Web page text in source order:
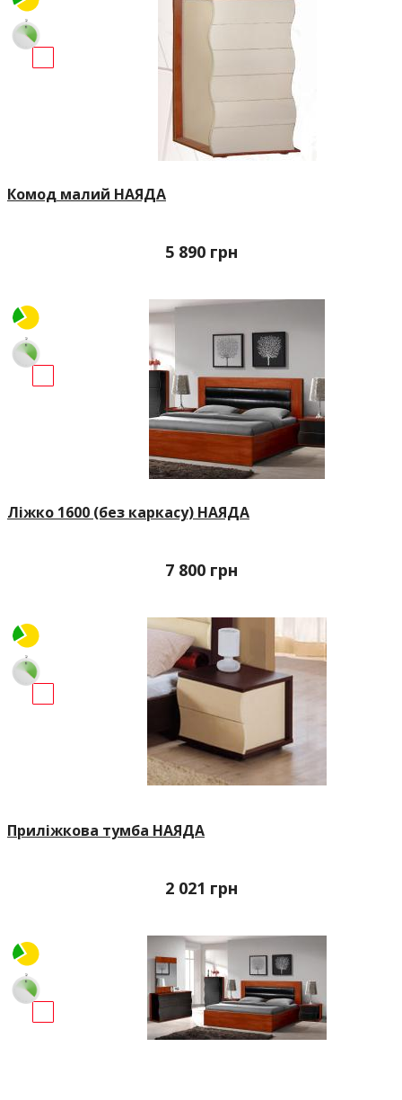
Комод малий НАЯДА
5 890 грн
Ліжко 1600 (без каркасу) НАЯДА
7 800 грн
Приліжкова тумба НАЯДА
2 021 грн